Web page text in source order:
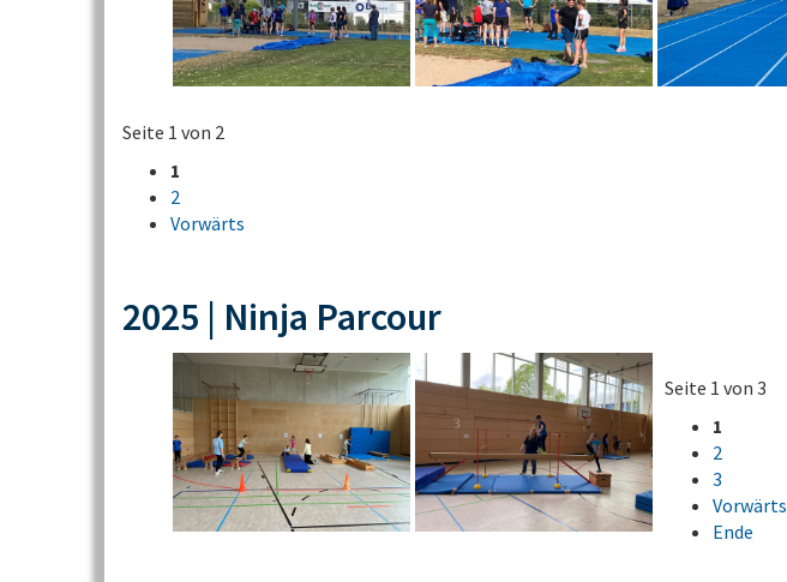
Seite 1 von 2
1
2
Vorwärts
2025 | Ninja Parcour
Seite 1 von 3
1
2
3
Vorwärts
Ende